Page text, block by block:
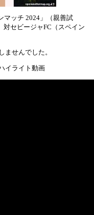
マッチ 2024」（親善試
対セビージャFC（スペイン
ませんでした。
イライト動画